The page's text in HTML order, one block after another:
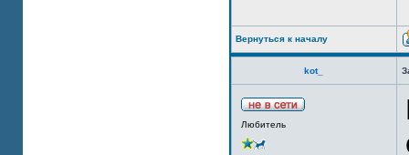
Вернуться к началу
kot_
Любитель